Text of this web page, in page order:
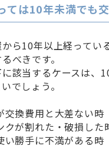
ては10年未満でも
から10年以上経ってい
べきです。
該当するケースは、
でしょう。
換費用と大差ない時
が割れた・破損した
勝手に不満がある時